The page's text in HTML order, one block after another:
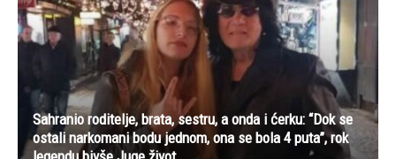
Sahranio roditelje, brata, sestru, a onda i ćerku: “Dok se
ostali narkomani bodu jednom, ona se bola 4 puta”, rok